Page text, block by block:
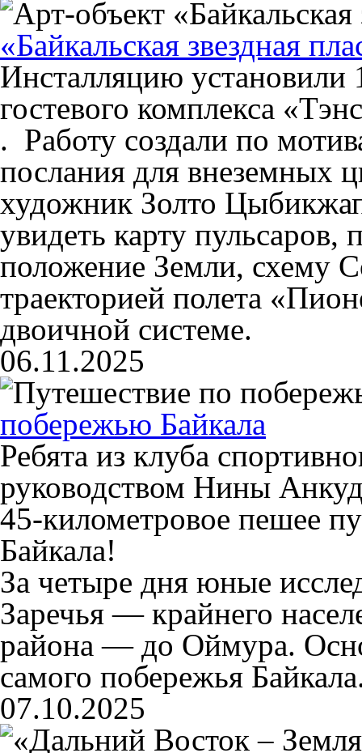
«Байкальская звездная
Инсталляцию установили
гостевого комплекса
. Работу создали по
послания для внеземных
художник Золто
увидеть карту пульсаров,
положение Земли, схему
траекторией полета
двоичной системе.
06.11.2025
побережью Байкала
Ребята из клуба
руководством Нины
45-километровое пешее
Байкала!
За четыре дня юные
Заречья — крайнего
района — до Оймура.
самого побережья
07.10.2025